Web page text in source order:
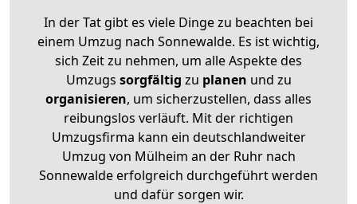
In der Tat gibt es viele Dinge zu beachten bei
einem Umzug nach Sonnewalde. Es ist wichtig,
sich Zeit zu nehmen, um alle Aspekte des
Umzugs sorgfältig zu planen und zu
organisieren, um sicherzustellen, dass alles
reibungslos verläuft. Mit der richtigen
Umzugsfirma kann ein deutschlandweiter
Umzug von Mülheim an der Ruhr nach
Sonnewalde erfolgreich durchgeführt werden
und dafür sorgen wir.